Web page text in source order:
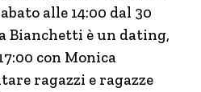
alle 14:00 dal 30
Bianchetti è un dating,
con Monica
ragazzi e ragazze